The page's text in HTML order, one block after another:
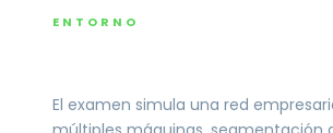
ENTORNO
El examen simula una red